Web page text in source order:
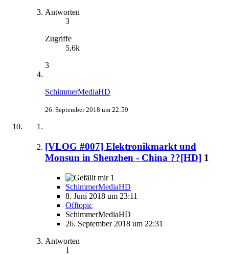
Antworten
3
Zugriffe
5,6k
3
SchimmerMediaHD
26. September 2018 um 22:59
[VLOG #007] Elektronikmarkt und
Monsun in Shenzhen - China ??[HD] 1
1
SchimmerMediaHD
8. Juni 2018 um 23:11
Offtopic
SchimmerMediaHD
26. September 2018 um 22:31
Antworten
1